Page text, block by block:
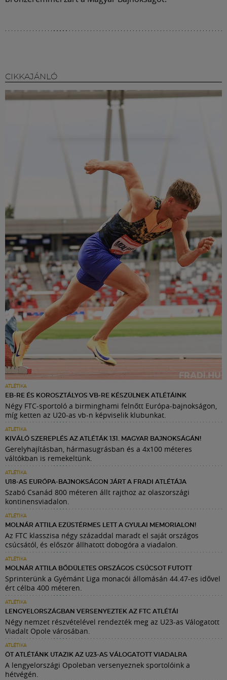
CIKKAJÁNLÓ
ATLÉTIKA
EB-RE ÉS KOROSZTÁLYOS VB-RE KÉSZÜLNEK ATLÉTÁINK
Négy FTC-sportoló a birminghami felnőtt Európa-bajnokságon,
míg ketten az U20-as vb-n képviselik klubunkat.
ATLÉTIKA
KIVÁLÓ SZEREPLÉS AZ ATLÉTÁK 131. MAGYAR BAJNOKSÁGÁN!
Gerelyhajításban, hármasugrásban és a 4x100 méteres
váltókban is remekeltünk.
ATLÉTIKA
U18-AS EURÓPA-BAJNOKSÁGON JÁRT A FRADI ATLÉTÁJA
Szabó Csanád 800 méteren állt rajthoz az olaszországi
kontinensviadalon.
ATLÉTIKA
MOLNÁR ATTILA EZÜSTÉRMES LETT A GYULAI MEMORIALON!
Az FTC klasszisa négy századdal maradt el saját országos
csúcsától, és először állhatott dobogóra a viadalon.
ATLÉTIKA
MOLNÁR ATTILA BŐDÜLETES ORSZÁGOS CSÚCSOT FUTOTT
Sprinterünk a Gyémánt Liga monacói állomásán 44.47-es idővel
ért célba 400 méteren.
ATLÉTIKA
LENGYELORSZÁGBAN VERSENYEZTEK AZ FTC ATLÉTÁI
Négy nemzet részvételével rendezték meg az U23-as Válogatott
Viadalt Opole városában.
ATLÉTIKA
ÖT ATLÉTÁNK UTAZIK AZ U23-AS VÁLOGATOTT VIADALRA
A lengyelországi Opoleban versenyeznek sportolóink a
hétvégén.